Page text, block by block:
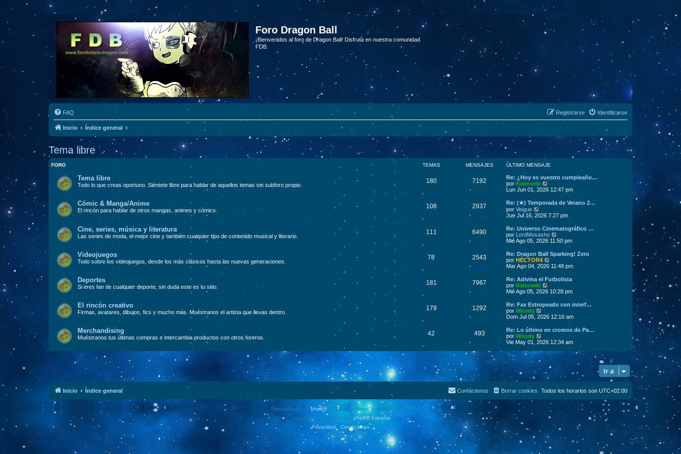
Foro Dragon Ball
¡Bienvenidos al foro de Dragon Ball! Disfruta en nuestra comunidad
FDB.
FAQ Identificarse
Registrarse
Inicio Índice general
Tema libre
FORO TEMAS MENSAJES ÚLTIMO MENSAJE
Tema libre
Todo lo que creas oportuno. Siéntete libre para hablar de aquellos temas sin subforo propio.
180 7192
Re: ¿Hoy es vuestro cumpleaño…
por Kairoseki
e
ú
t
o
m
e
s
a
j
Lun Jun 01, 2026 12:47 pm
Cómic & Manga/Anime
El rincón para hablar de otros mangas, animes y cómics.
108 2937
Re: (★) Temporada de Verano 2…
por Veigue
e
ú
l
t
m
o
m
e
s
a
j
Jue Jul 16, 2026 7:27 pm
Cine, series, música y literatura
Las series de moda, el mejor cine y también cualquier tipo de contenido musical y literario.
111 6490
Re: Universo Cinematográfico …
por LordMusasho
e
ú
t
m
o
m
e
s
j
Mié Ago 05, 2026 11:50 pm
Videojuegos
Todo sobre los videojuegos, desde los más clásicos hasta las nuevas generaciones.
78 2543
Re: Dragon Ball Sparking! Zero
por HÉCTOR4
e
ú
t
m
o
m
e
s
j
e
Mar Ago 04, 2026 11:48 pm
Deportes
Si eres fan de cualquier deporte, sin duda este es tu sitio.
181 7967
Re: Adivina el Futbolista
por Kairoseki
e
ú
t
o
m
e
n
j
e
Mié Ago 05, 2026 10:28 pm
El rincón creativo
Firmas, avatares, dibujos, fics y mucho más. Muéstranos el artista que llevas dentro.
179 1292
Re: Fax Estropeado con interf…
por Woody
e
ú
t
m
a
e
Dom Jul 05, 2026 12:16 am
Merchandising
Muéstranos tus últimas compras e intercambia productos con otros foreros.
42 493
Re: Lo último en cromos de Pa…
por Woody
e
ú
l
m
Vie May 01, 2026 12:34 am
Ir a
Inicio Índice general Todos los horarios son UTC+02:00
Borrar cookies
Contáctenos
Desarrollado porphpBB ® Forum Software © phpBB Limited
Traducción al español por phpBB España
Privacidad | Condiciones